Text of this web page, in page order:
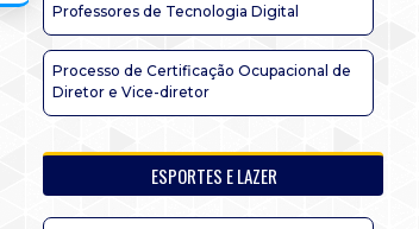
Professores de Tecnologia Digital
Processo de Certificação Ocupacional de
Diretor e Vice-diretor
ESPORTES E LAZER